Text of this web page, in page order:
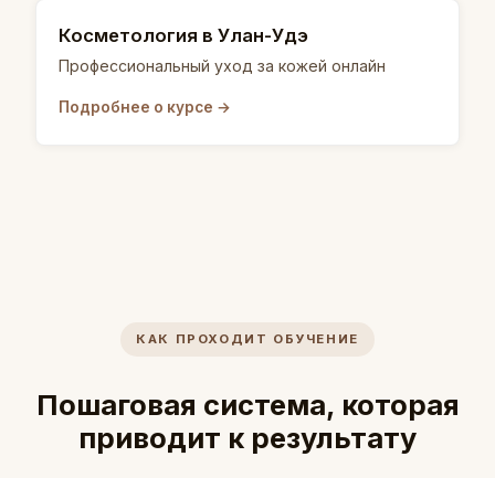
Косметология в Улан-Удэ
Профессиональный уход за кожей онлайн
Подробнее о курсе →
КАК ПРОХОДИТ ОБУЧЕНИЕ
Пошаговая система, которая
приводит к результату